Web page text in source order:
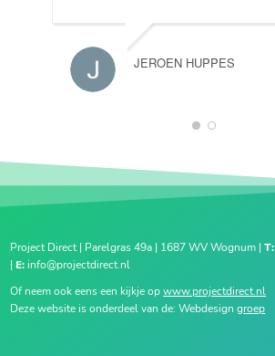
JEROEN HUPPES
1 2
Project Direct | Parelgras 49a | 1687 WV Wognum |T:
| E: info@projectdirect.nl
Of neem ook eens een kijkje opwww.projectdirect.nl
Deze website is onderdeel van de: Webdesigngroep